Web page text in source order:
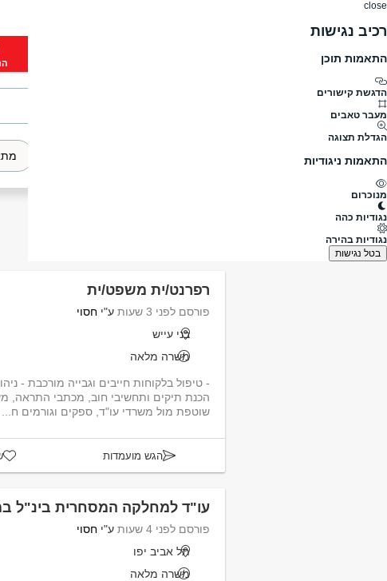
close
רכיב נגישות
התאמות תוכן
הדגשת קישורים
מעבר טאבים
הגדלת תצוגה
התאמות ניגודיות
מנוכרום
נגודיות כהה
נגודיות בהירה
בטל נגישות
רפרנט/ית משפט/ית
פורסם לפני 3 שעות ע"י חסוי
בני עייש
משרה מלאה
- טיפול בלקוחות חייבים וגבייה מורכבת -
הכנת תיקים ותחשיבי חוב, מכתבי התראה,
שוטפת מול משרדי עו"ד, ספקים וגורמים ח...
הגש מועמדות
עו"ד למחלקה המסחרית בינ"ל
פורסם לפני 4 שעות ע"י חסוי
תל אביב יפו
משרה מלאה